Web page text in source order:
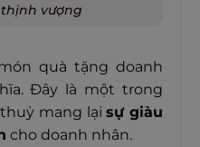
vượng
quà tặng doanh
Đây là một trong
mang lạisự giàu
cho doanh nhân.